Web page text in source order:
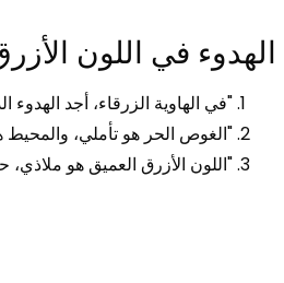
الهدوء في اللون
"في الهاوية الزرقاء، أجد
"الغوص الحر هو تأملي، والمحيط
"اللون الأزرق العميق هو